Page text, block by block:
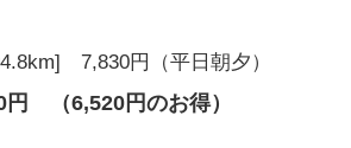
7,830円（平日朝夕）
（6,520円のお得）